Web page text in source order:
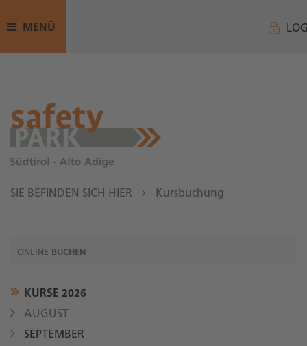
MENÜ
SIE BEFINDEN SICH HIER Kursbuchung
ONLINE BUCHEN
KURSE 2026
AUGUST
SEPTEMBER